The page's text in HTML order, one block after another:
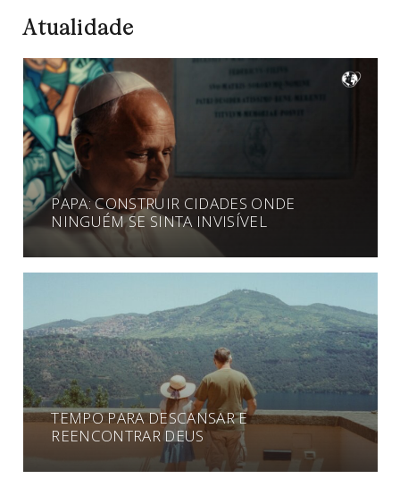
Atualidade
PAPA: CONSTRUIR CIDADES ONDE
NINGUÉM SE SINTA INVISÍVEL
TEMPO PARA DESCANSAR E
REENCONTRAR DEUS